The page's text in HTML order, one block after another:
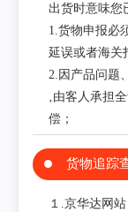
出货时意味您
1.货物申报必
延误或者海关
2.因产品问题
‚由客人承担
偿；
货物追踪
１.京华达网